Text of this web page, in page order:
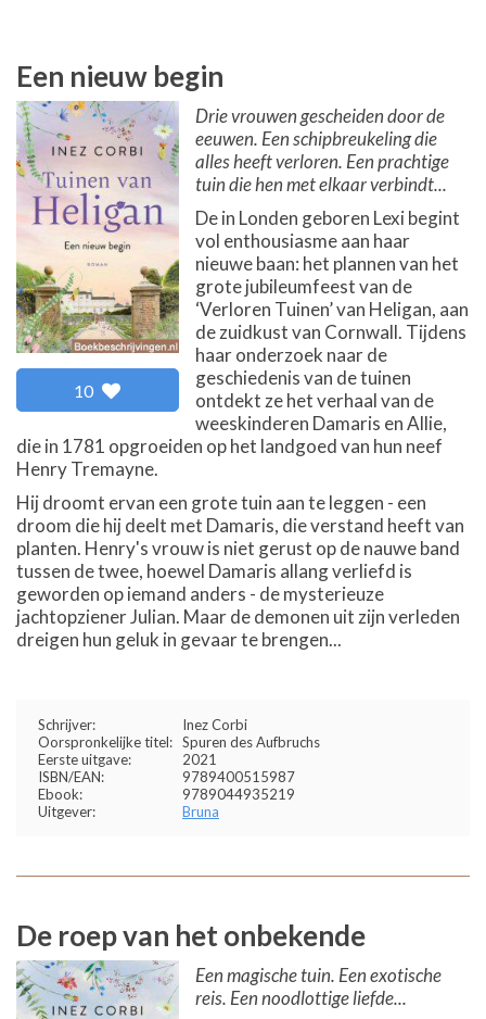
Een nieuw begin
10
Drie vrouwen gescheiden door de
eeuwen. Een schipbreukeling die
alles heeft verloren. Een prachtige
tuin die hen met elkaar verbindt...
De in Londen geboren Lexi begint
vol enthousiasme aan haar
nieuwe baan: het plannen van het
grote jubileumfeest van de
‘Verloren Tuinen’ van Heligan, aan
de zuidkust van Cornwall. Tijdens
haar onderzoek naar de
geschiedenis van de tuinen
ontdekt ze het verhaal van de
weeskinderen Damaris en Allie,
die in 1781 opgroeiden op het landgoed van hun neef
Henry Tremayne.
Hij droomt ervan een grote tuin aan te leggen - een
droom die hij deelt met Damaris, die verstand heeft van
planten. Henry's vrouw is niet gerust op de nauwe band
tussen de twee, hoewel Damaris allang verliefd is
geworden op iemand anders - de mysterieuze
jachtopziener Julian. Maar de demonen uit zijn verleden
dreigen hun geluk in gevaar te brengen...
Schrijver:
Inez Corbi
Oorspronkelijke titel: Spuren des Aufbruchs
Eerste uitgave:
2021
ISBN/EAN:
9789400515987
Ebook:
9789044935219
Uitgever:
Bruna
De roep van het onbekende
Een magische tuin. Een exotische
reis. Een noodlottige liefde...